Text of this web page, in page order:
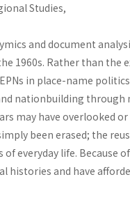
Studies,
and document
1960s. Rather than
in place-name
nationbuilding
may have overlooked or
been erased; the
everyday life. Because
histories and have